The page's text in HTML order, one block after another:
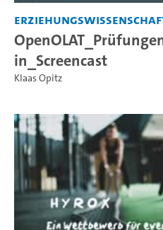
in_Screencast
Klaas Opitz